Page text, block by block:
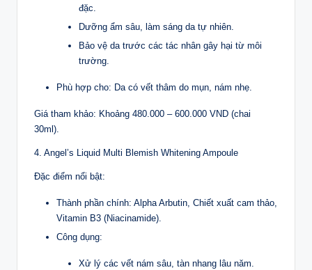
đặc.
Dưỡng ẩm sâu, làm sáng da tự nhiên.
Bảo vệ da trước các tác nhân gây hại từ môi
trường.
Phù hợp cho: Da có vết thâm do mụn, nám nhẹ.
Giá tham khảo: Khoảng 480.000 – 600.000 VND (chai
30ml).
4. Angel’s Liquid Multi Blemish Whitening Ampoule
Đặc điểm nổi bật:
Thành phần chính: Alpha Arbutin, Chiết xuất cam thảo,
Vitamin B3 (Niacinamide).
Công dụng:
Xử lý các vết nám sâu, tàn nhang lâu năm.